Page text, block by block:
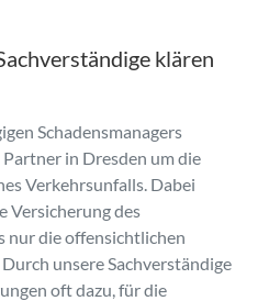
klären
Schadensmanagers
in Dresden um die
Verkehrsunfalls. Dabei
Versicherung des
nur die offensichtlichen
unsere Sachverständige
oft dazu, für die